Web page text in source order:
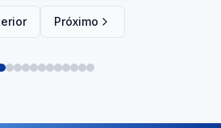
Próximo